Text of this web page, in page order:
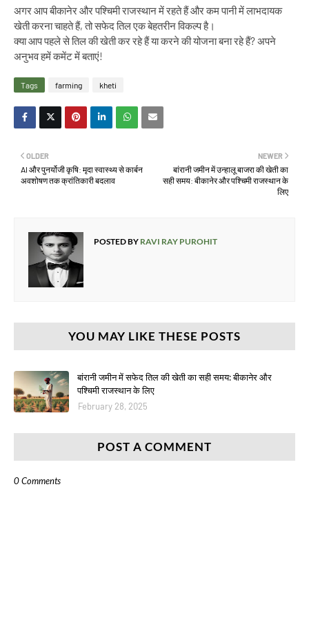
अगर आप बीकानेर और पश्चिमी राजस्थान में रहते हैं और कम पानी में लाभदायक
खेती करना चाहते हैं, तो सफेद तिल एक बेहतरीन विकल्प है।
क्या आप पहले से तिल की खेती कर रहे हैं या करने की योजना बना रहे हैं? अपने
अनुभव हमें कमेंट में बताएं!
Tags farming kheti
NEWER
बांरानी जमीन में उन्हालू बाजरा की खेती का
सही समय: बीकानेर और पश्चिमी राजस्थान के
लिए
OLDER
AI और पुनर्योजी कृषि: मृदा स्वास्थ्य से कार्बन
अवशोषण तक क्रांतिकारी बदलाव
POSTED BY RAVI RAY PUROHIT
YOU MAY LIKE THESE POSTS
बांरानी जमीन में सफेद तिल की खेती का सही समय: बीकानेर और
पश्चिमी राजस्थान के लिए
February 28, 2025
POST A COMMENT
0 Comments